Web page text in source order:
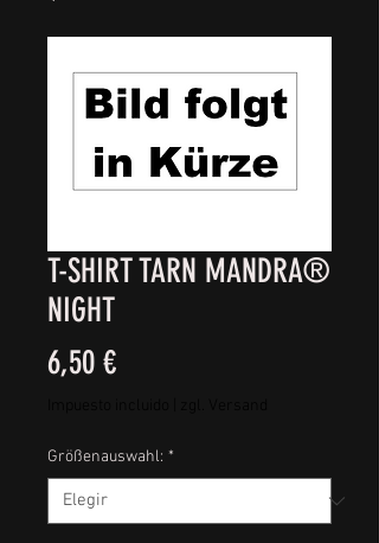
T-SHIRT TARN MANDRA®
NIGHT
6,50 €Precio
Größenauswahl: *